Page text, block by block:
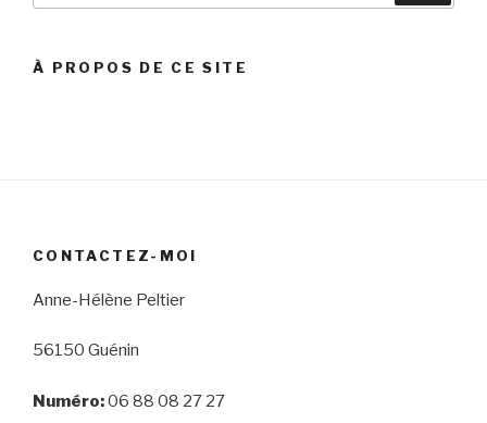
À PROPOS DE CE SITE
CONTACTEZ-MOI
Anne-Hélène Peltier
56150 Guénin
Numéro:06 88 08 27 27